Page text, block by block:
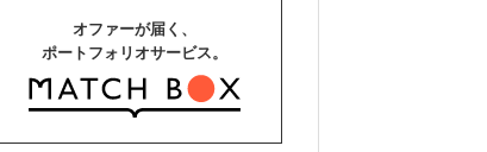
オファーが届く、
ポートフォリオサービス。